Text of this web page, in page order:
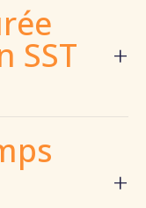
SST
toutes les
et participer